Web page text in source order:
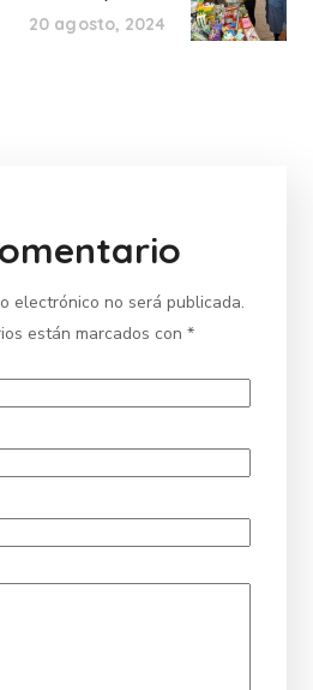
20 agosto, 2024
electrónico no será publicada.
están marcados con*